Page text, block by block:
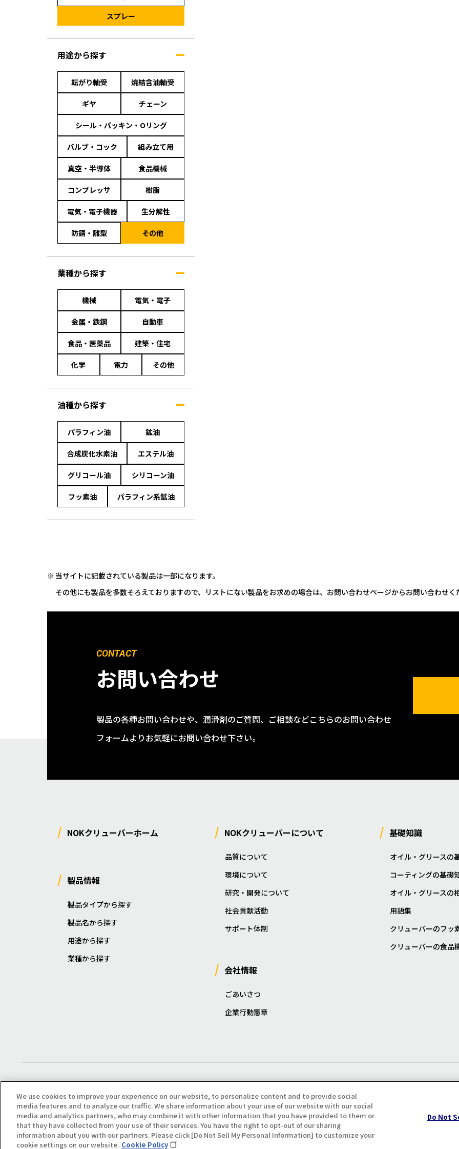
スプレー
用途から探す
転がり軸受 焼結含油軸受
ギヤ チェーン
シール・パッキン・Oリング
バルブ・コック 組み立て用
真空・半導体 食品機械
コンプレッサ 樹脂
電気・電子機器 生分解性
防錆・離型 その他
業種から探す
機械 電気・電子
金属・鉄鋼 自動車
食品・医薬品 建築・住宅
化学 電力 その他
油種から探す
パラフィン油 鉱油
合成炭化水素油 エステル油
グリコール油 シリコーン油
フッ素油 パラフィン系鉱油
当サイトに記載されている製品は一部になります。
その他にも製品を多数そろえておりますので、リストにない製品をお求めの場合は、お問い合わせページからお問い合わせく
CONTACT
お問い合わせ
製品の各種お問い合わせや、潤滑剤のご質問、ご相談などこちらのお問い合わせ
フォームよりお気軽にお問い合わせ下さい。
NOKクリューバーホーム
製品情報
製品タイプから探す
製品名から探す
用途から探す
業種から探す
NOKクリューバーについて
品質について
環境について
研究・開発について
社会貢献活動
サポート体制
会社情報
ごあいさつ
企業行動憲章
基礎知識
オイル・グリースの
コーティングの基礎
オイル・グリースの
用語集
クリューバーのフッ
クリューバーの食品
プライバシー・クッキーポリシ
Copyright(C) All Right Reserved. Producted by NOK KLÜBER CO., LTD.
We use cookies to improve your experience on our website, to personalize content and to provide social
media features and to analyze our traffic. We share information about your use of our website with our social
media and analytics partners, who may combine it with other information that you have provided to them or
that they have collected from your use of their services. You have the right to opt-out of our sharing
information about you with our partners. Please click [Do Not Sell My Personal Information] to customize your
cookie settings on our website. Cookie Policy
Do Not